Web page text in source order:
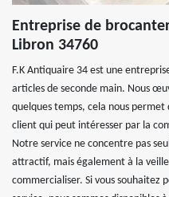
Entreprise de
Libron 34760
F.K Antiquaire 34 est une
articles de seconde main. Nous
quelques temps, cela nous permet
client qui peut intéresser par la
Notre service ne concentre pas
attractif, mais également à la
commercialiser. Si vous souhaitez